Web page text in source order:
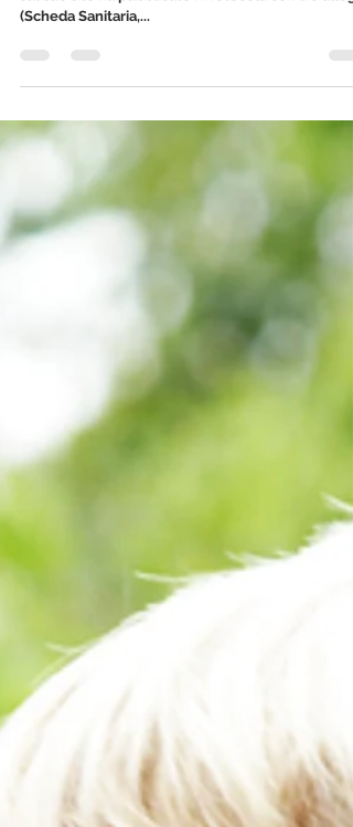
A ieri 26 maggio 2020 la Regione Emilia Romagna,
(Scheda Sanitaria,...